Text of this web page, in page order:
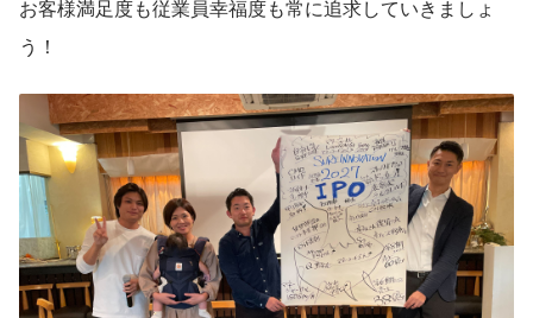
お客様満足度も従業員幸福度も常に追求していきましょ
う！